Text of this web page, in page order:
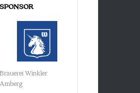
SPONSOR
Brauerei Winkler
Amberg